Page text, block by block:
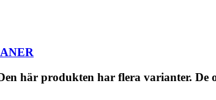
här produkten har flera varianter.